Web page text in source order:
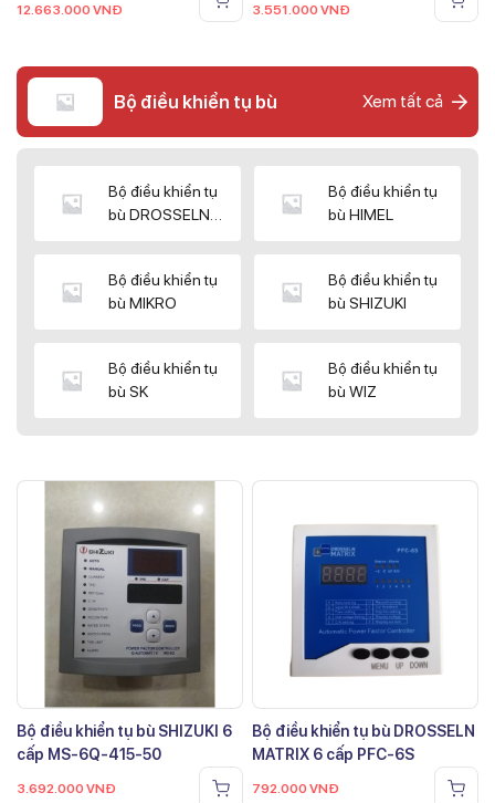
12.663.000 VNĐ
3.551.000 VNĐ
Bộ điều khiển tụ bù Xem tất cả
Bộ điều khiển tụ
bù DROSSELN
Bộ điều khiển tụ
bù HIMEL
Bộ điều khiển tụ
bù MIKRO
Bộ điều khiển tụ
bù SHIZUKI
Bộ điều khiển tụ
bù SK
Bộ điều khiển tụ
bù WIZ
Bộ điều khiển tụ bù SHIZUKI 6
cấp MS-6Q-415-50
3.692.000 VNĐ
Bộ điều khiển tụ bù DROSSELN
MATRIX 6 cấp PFC-6S
792.000 VNĐ